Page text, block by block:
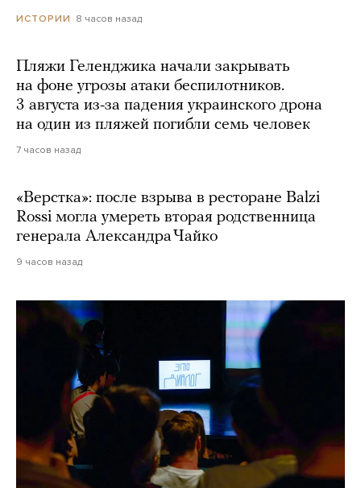
ИСТОРИИ 8 часов назад
Пляжи Геленджика начали закрывать
на фоне угрозы атаки беспилотников.
3 августа из-за падения украинского дрона
на один из пляжей погибли семь человек
7 часов назад
«Верстка»: после взрыва в ресторане Balzi
Rossi могла умереть вторая родственница
генерала Александра Чайко
9 часов назад